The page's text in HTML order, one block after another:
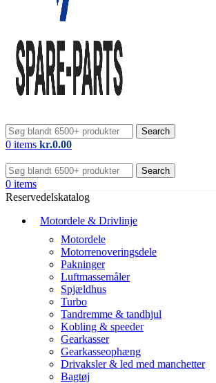
Search
0 items kr.0.00
Search
0 items
Reservedelskatalog
Motordele & Drivlinje
Motordele
Motorrenoveringsdele
Pakninger
Luftmassemåler
Spjældhus
Turbo
Tandremme & tandhjul
Kobling & speeder
Gearkasser
Gearkasseophæng
Drivaksler & led med manchetter
Bagtøj